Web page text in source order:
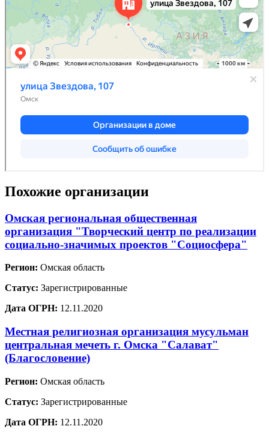
Похожие организации
Омская региональная общественная
организация "Творческий центр по реализации
социально-значимых проектов "Социосфера"
Регион: Омская область
Статус: Зарегистрированные
Дата ОГРН: 12.11.2020
Местная религиозная организация мусульман
центральная мечеть г. Омска "Салават"
(Благословение)
Регион: Омская область
Статус: Зарегистрированные
Дата ОГРН: 12.11.2020